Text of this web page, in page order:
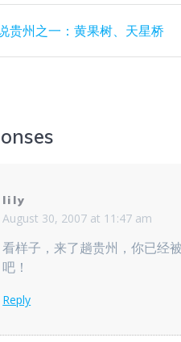
贵州之一：黄果树、天星桥
lily
August 30, 2007 at 11:47 am
看样子，来了趟贵州，你已经
吧！
Reply